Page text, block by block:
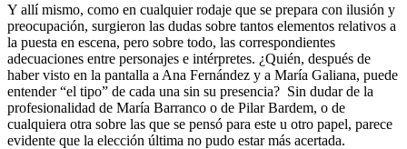
Y allí mismo, como en cualquier rodaje que se prepara con ilusión y
preocupación, surgieron las dudas sobre tantos elementos relativos a
la puesta en escena, pero sobre todo, las correspondientes
adecuaciones entre personajes e intérpretes. ¿Quién, después de
haber visto en la pantalla a Ana Fernández y a María Galiana, puede
entender “el tipo” de cada una sin su presencia? Sin dudar de la
profesionalidad de María Barranco o de Pilar Bardem, o de
cualquiera otra sobre las que se pensó para este u otro papel, parece
evidente que la elección última no pudo estar más acertada.